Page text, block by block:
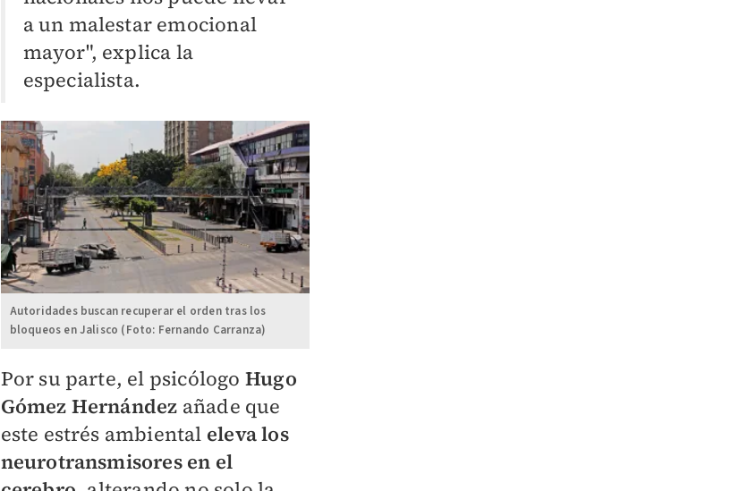
a un malestar emocional
mayor", explica la
especialista.
Autoridades buscan recuperar el orden tras los
bloqueos en Jalisco (Foto: Fernando Carranza)
Por su parte, el psicólogo Hugo
Gómez Hernández añade que
este estrés ambiental eleva los
neurotransmisores en el